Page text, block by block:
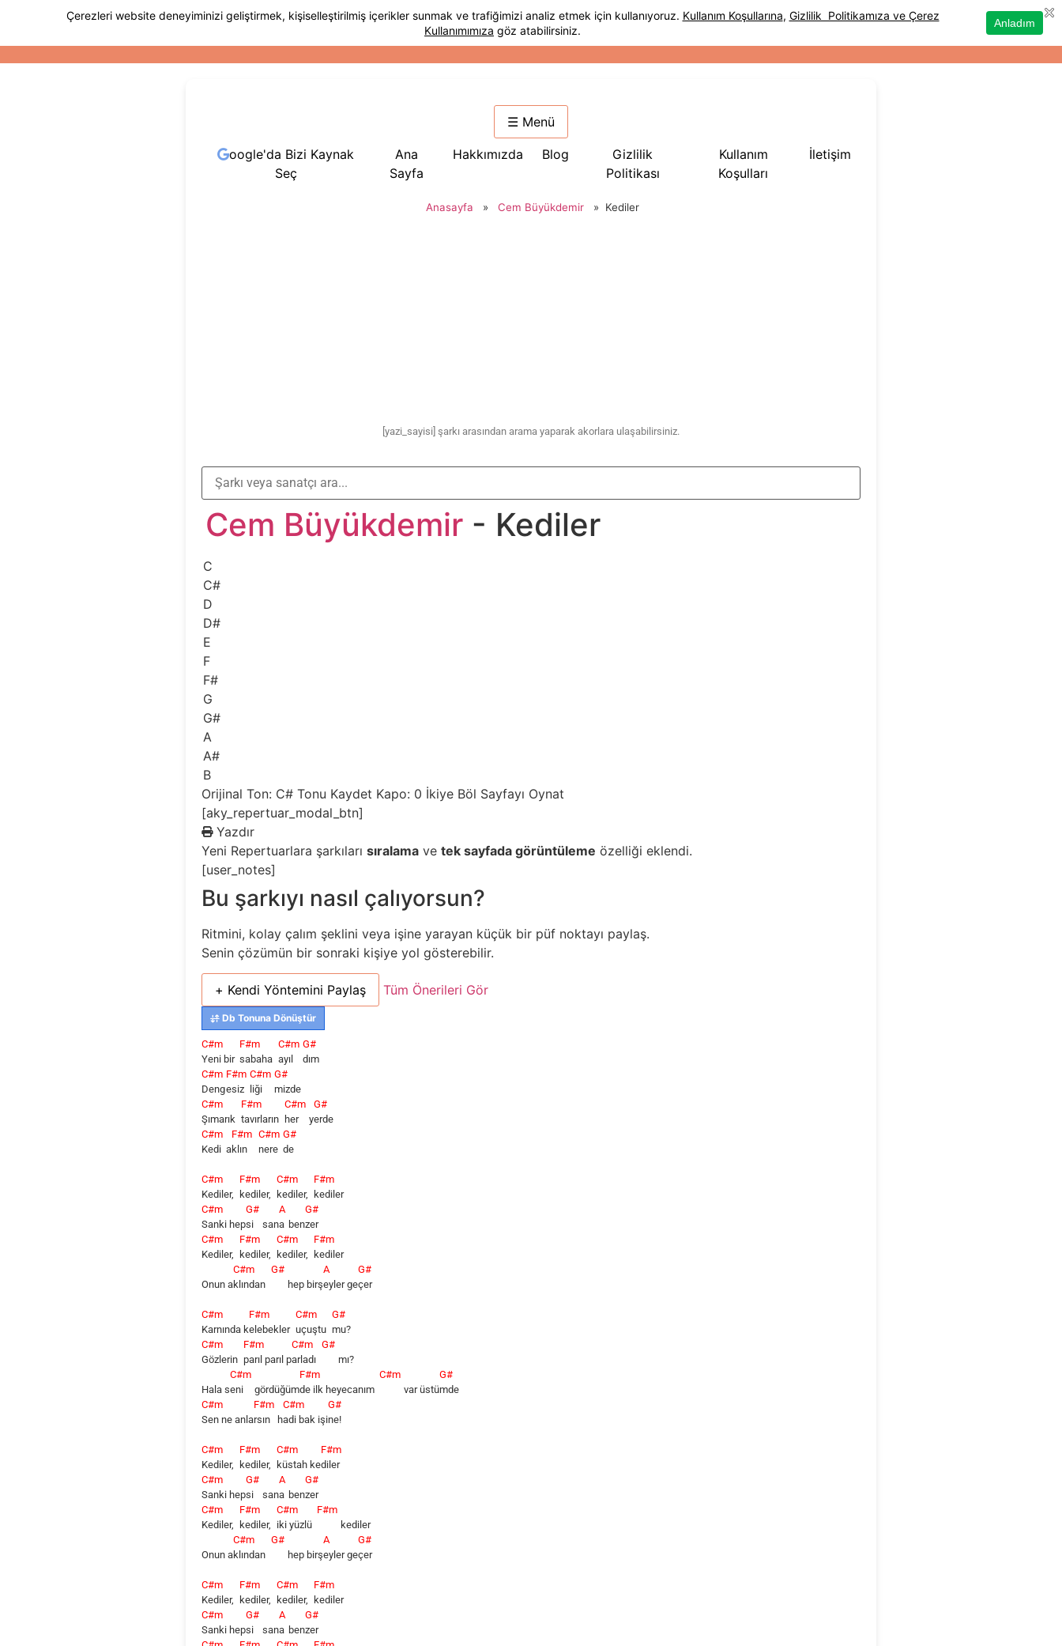
☰ Menü
oogle'da Bizi Kaynak
Seç
Ana
Sayfa
Hakkımızda Blog
Gizlilik
Politikası
Kullanım
Koşulları
İletişim
Anasayfa » Cem Büyükdemir » Kediler
[yazi_sayisi] şarkı arasından arama yaparak akorlara ulaşabilirsiniz.
Cem Büyükdemir - Kediler
C
C#
D
D#
E
F
F#
G
G#
A
A#
B
Orijinal Ton: C#Tonu Kaydet Kapo: 0 İkiye Böl Sayfayı Oynat
[aky_repertuar_modal_btn]
Yazdır
Yeni Repertuarlara şarkılarısıralama vetek sayfada görüntüleme özelliği eklendi.
[user_notes]
Bu şarkıyı nasıl çalıyorsun?
Ritmini, kolay çalım şeklini veya işine yarayan küçük bir püf noktayı paylaş.
Senin çözümün bir sonraki kişiye yol gösterebilir.
+ Kendi Yöntemini Paylaş Tüm Önerileri Gör
Db Tonuna Dönüştür
C#m
Yeni bir
F#m
sabaha
C#m
ayıl
G#
dım
C#m
Deng
F#m
esiz
C#m
liği
G#
mizde
C#m
Şımarık
F#m
tavırların
C#m
her
y
G#
erde
C#m
Kedi a
F#m
klın
C#m
nere
G#
de
C#m
Kediler,
F#m
kediler,
C#m
kediler,
F#m
kediler
C#m
Sanki hep
G#
si
san
A
a ben
G#
zer
C#m
Kediler,
F#m
kediler,
C#m
kediler,
F#m
kediler
Onun a
C#m
klından
G#
hep birş
A
eylerge
G#
çer
C#m
Karnında k
F#m
elebekler
C#m
uçuştu
G#
mu?
C#m
Gözlerin
F#m
parıl parıl p
C#m
arladı
G#
mı?
Hala s
C#m
eni
gördüğüm
F#m
de ilk heyecanım
C#m
var üstü
G#
mde
C#m
Sen ne anla
F#m
rsın
h
C#m
adi bak işi
G#
ne!
C#m
Kediler,
F#m
kediler,
C#m
küstah ke
F#m
diler
C#m
Sanki hep
G#
si
san
A
a ben
G#
zer
C#m
Kediler,
F#m
kediler,
C#m
iki yüzlü
F#m
kediler
Onun a
C#m
klından
G#
hep birş
A
eylerge
G#
çer
C#m
Kediler,
F#m
kediler,
C#m
kediler,
F#m
kediler
C#m
Sanki hep
G#
si
san
A
a ben
G#
zer